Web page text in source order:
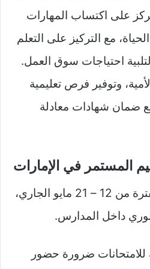
على اكتساب المهارات
مع التركيز على التعلم
احتياجات سوق العمل.
وتوفير فرص تعليمية
ضمان شهادات معادلة
المستمر في الإمارات
تُعقد الاختبارات خلال الفترة من 12 – 21 مايو الجاري،
داخل المدارس.
ضرورة حضور